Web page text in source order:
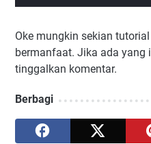
Oke mungkin sekian
bermanfaat. Jika ada yang
tinggalkan komentar.
Berbagi